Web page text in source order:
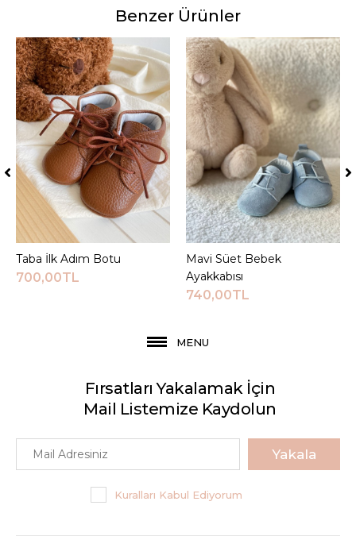
Benzer Ürünler
Sepete Ekle
Taba İlk Adım Botu
700,00TL
Sepete Ekle
Mavi Süet Bebek
Ayakkabısı
740,00TL
MENU
Fırsatları Yakalamak İçin
Mail Listemize Kaydolun
Yakala
Kuralları Kabul Ediyorum